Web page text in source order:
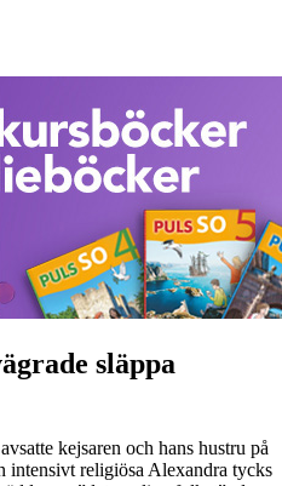
släppa
kejsaren och hans hustru på
intensivt religiösa Alexandra tycks